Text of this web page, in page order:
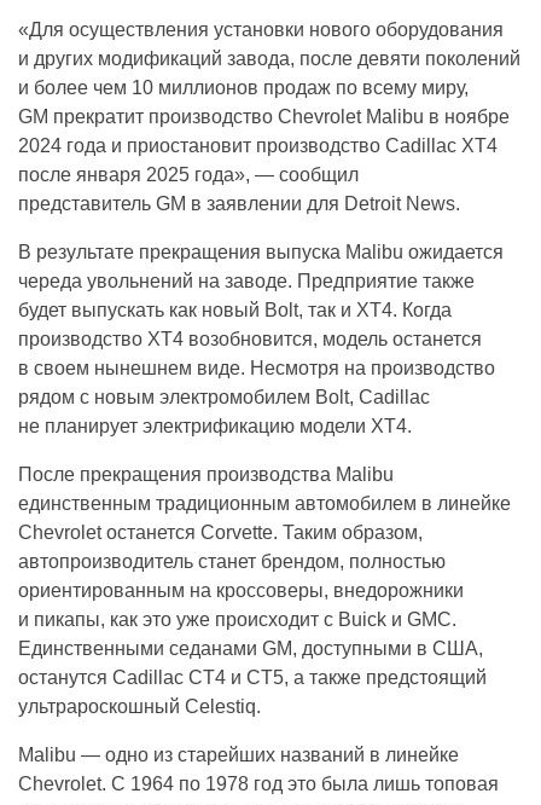
«Для осуществления установки нового оборудования
и других модификаций завода, после девяти поколений
и более чем 10 миллионов продаж по всему миру,
GM прекратит производство Chevrolet Malibu в ноябре
2024 года и приостановит производство Cadillac XT4
после января 2025 года», — сообщил
представитель GM в заявлении для Detroit News.
В результате прекращения выпуска Malibu ожидается
череда увольнений на заводе. Предприятие также
будет выпускать как новый Bolt, так и XT4. Когда
производство XT4 возобновится, модель останется
в своем нынешнем виде. Несмотря на производство
рядом с новым электромобилем Bolt, Cadillac
не планирует электрификацию модели XT4.
После прекращения производства Malibu
единственным традиционным автомобилем в линейке
Chevrolet останется Corvette. Таким образом,
автопроизводитель станет брендом, полностью
ориентированным на кроссоверы, внедорожники
и пикапы, как это уже происходит с Buick и GMC.
Единственными седанами GM, доступными в США,
останутся Cadillac CT4 и CT5, а также предстоящий
ультрароскошный Celestiq.
Malibu — одно из старейших названий в линейке
Chevrolet. С 1964 по 1978 год это была лишь топовая